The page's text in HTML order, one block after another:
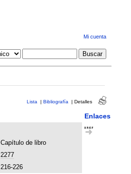
Mi cuenta
Lista | Bibliografía | Detalles
Enlaces
Capítulo de libro
2277
216-226